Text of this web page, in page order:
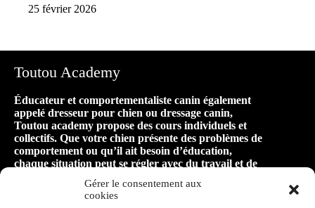
Gérer le consentement aux
cookies
25 février 2026
Toutou Academy
Éducateur et comportementaliste canin également
appelé dresseur pour chien ou dressage canin,
Toutou academy propose des cours individuels et
collectifs. Que votre chien présente des problèmes de
comportement ou qu’il ait besoin d’éducation,
chaque situation peut se régler avec du travail et de
faire le premier pas vers une relation harmonieuse
et équilibrée avec son animal, pour de longues